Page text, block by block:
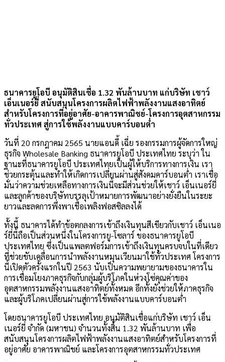
ธนาคารยูโอบี อนุมัติสินเชื่อ 1.32 พันล้านบาท แก่บริษัท เชาว์
เอ็นเนอร์ยี่ สนับสนุนโครงการผลิตไฟฟ้าพลังงานแสงอาทิตย์
สำหรับโครงการที่อยู่อาศัย-อาคารพาณิชย์-โครงการอุตสาหกรรม
ทั่วประเทศ สู่การใช้พลังงานแบบคาร์บอนต่ำ
วันที่ 20 กรกฎาคม 2565 นายแอนดี้ เฉี่ย รองกรรมการผู้จัดการใหญ่
ธุรกิจ Wholesale Banking ธนาคารยูโอบี ประเทศไทย ระบุว่า ใน
ฐานะที่ธนาคารยูโอบี ประเทศไทยเป็นผู้ให้บริการทางการเงิน เรา
ช่วยกระตุ้นและทำให้เกิดการเปลี่ยนผ่านสู่สังคมคาร์บอนต่ำ เราเชื่อ
มั่นว่าความช่วยเหลือทางการเงินนี้จะมีส่วนช่วยให้เชาว์ เอ็นเนอร์ยี่
และลูกค้าของบริษัทบรรลุเป้าหมายการพัฒนาอย่างยั่งยืนในระยะ
ยาวและลดการพึ่งพาเชื้อเพลิงฟอสซิลลงได้
ทั้งนี้ ธนาคารได้ทำข้อตกลงการเข้าถึงเงินทุนสีเขียวกับเชาว์ เอ็นเนอ
ร์ยี่นี้ถือเป็นส่วนหนึ่งในโครงการยู-โซลาร์ ของธนาคารยูโอบี
ประเทศไทย ซึ่งเป็นแพลตฟอร์มการเข้าถึงเงินทุนครบจบในที่เดียว
ที่ช่วยขับเคลื่อนการนำพลังงานหมุนเวียนมาใช้ทั่วประเทศ โครงการ
นี้เปิดตัวครั้งแรกในปี 2563 นับเป็นความพยายามของธนาคารใน
การเชื่อมโยงภาคธุรกิจกับกลุ่มผู้บริโภคในห่วงโซ่คุณค่าของ
อุตสาหกรรมพลังงานแสงอาทิตย์ทั้งหมด อีกทั้งยังช่วยให้ภาคธุรกิจ
และผู้บริโภคเปลี่ยนผ่านสู่การใช้พลังงานแบบคาร์บอนต่ำ
โดยธนาคารยูโอบี ประเทศไทย อนุมัติสินเชื่อแก่บริษัท เชาว์ เอ็น
เนอร์ยี่ จำกัด (มหาชน) จำนวนทั้งสิ้น 1.32 พันล้านบาท เพื่อ
สนับสนุนโครงการผลิตไฟฟ้าพลังงานแสงอาทิตย์สำหรับโครงการที่
อยู่อาศัย อาคารพาณิชย์ และโครงการอุตสาหกรรมทั่วประเทศ